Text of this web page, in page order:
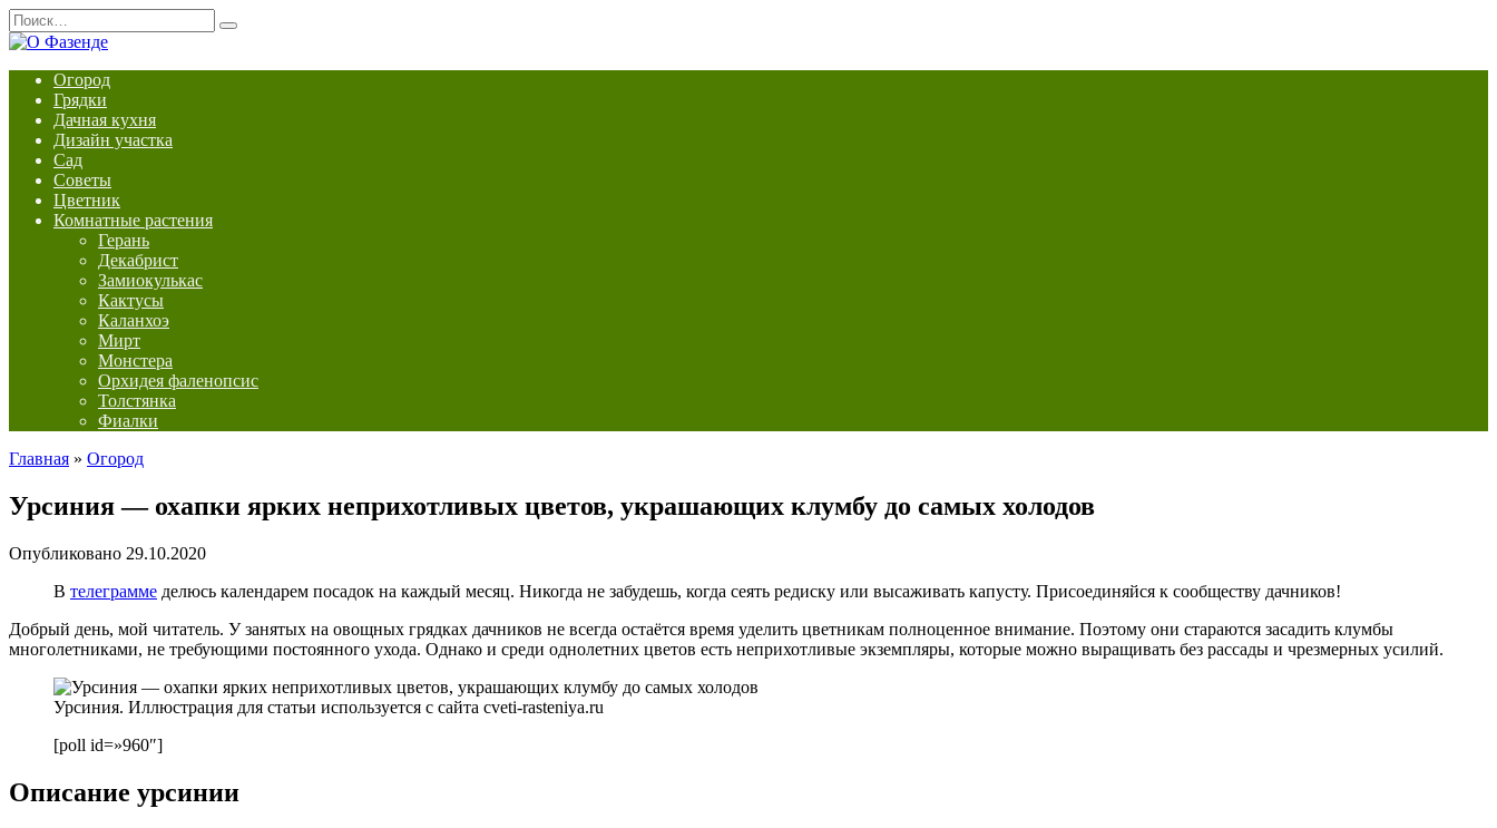
Перейти
к
содержанию
Search
for:
Огород
Грядки
Дачная кухня
Дизайн участка
Сад
Советы
Цветник
Комнатные растения
Герань
Декабрист
Замиокулькас
Кактусы
Каланхоэ
Мирт
Монстера
Орхидея фаленопсис
Толстянка
Фиалки
Главная » Огород
Урсиния — охапки ярких неприхотливых цветов, украшающих клумбу до самых холодов
Опубликовано 29.10.2020
В телеграмме делюсь календарем посадок на каждый месяц. Никогда не забудешь, когда сеять редиску или высаживать капусту. Присоединяйся к сообществу дачников!
Добрый день, мой читатель. У занятых на овощных грядках дачников не всегда остаётся время уделить цветникам полноценное внимание. Поэтому они стараются засадить клумбы
многолетниками, не требующими постоянного ухода. Однако и среди однолетних цветов есть неприхотливые экземпляры, которые можно выращивать без рассады и чрезмерных усилий.
Урсиния. Иллюстрация для статьи используется с сайта cveti-rasteniya.ru
[poll id=»960″]
Описание урсинии